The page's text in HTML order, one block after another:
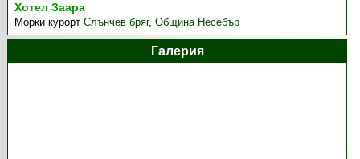
Хотел Заара
Морки курортСлънчев бряг,Община Несебър
Галерия